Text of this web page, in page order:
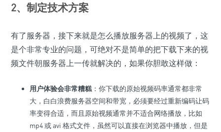
2、制定技术方案
有了服务器，接下来就是怎么播放服务器上的视频了，这
是个非常专业的问题，可绝对不是简单的把下载下来的视
频文件朝服务器上一传就解决的，如果你胆敢这样做：
用户体验会非常糟糕 ：你下载的原始视频码率通常都非常
大，白白浪费服务器空间和带宽，必须要经过重新编码让码
率变得合适，而且原始视频通常并不适合网络播放，比如
mp4 或 avi 格式文件，虽然可以直接在浏览器中播放，但是